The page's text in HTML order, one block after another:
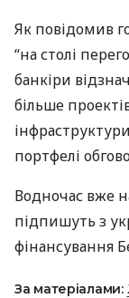
Як повідомив
“на столі
банкіри
більше
портфелі
Водночас вже
підпишуть з
фінансування
За матеріалами: